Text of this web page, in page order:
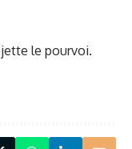
le pourvoi.